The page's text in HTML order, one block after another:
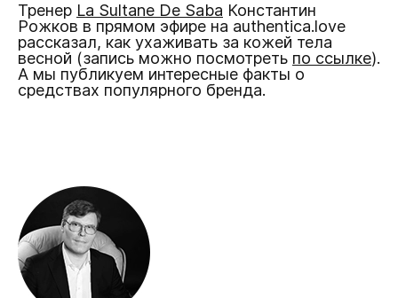
Тренер La Sultane De Saba Константин
Рожков в прямом эфире на authentica.love
рассказал, как ухаживать за кожей тела
весной (запись можно посмотреть по ссылке).
А мы публикуем интересные факты о
средствах популярного бренда.